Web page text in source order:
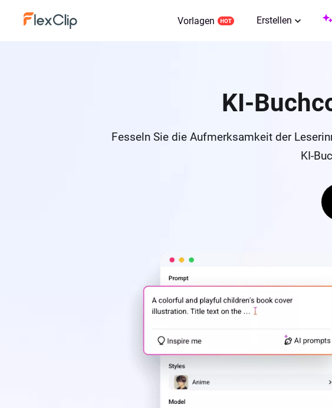
Vorlagen Erstellen
KI-
Fesseln Sie die Aufmerksamkeit der
KI-